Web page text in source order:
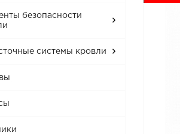
безопасности
системы кровли